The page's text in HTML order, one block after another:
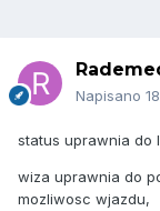
Napisano
status uprawnia do
wiza uprawnia do
mozliwosc wjazdu,